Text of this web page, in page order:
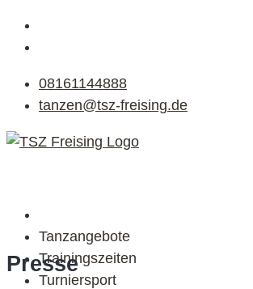
08161144888
tanzen@tsz-freising.de
Tanzangebote
Trainingszeiten
Turniersport
Presse